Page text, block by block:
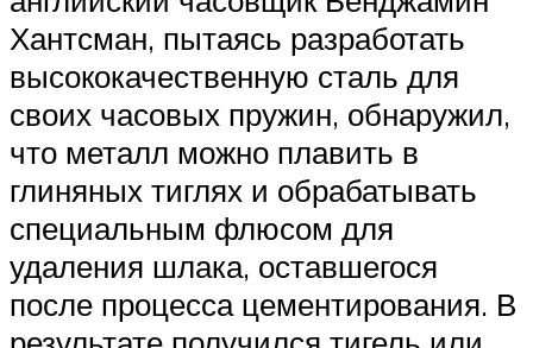
Хантсман, пытаясь разработать
высококачественную сталь для
своих часовых пружин, обнаружил,
что металл можно плавить в
глиняных тиглях и обрабатывать
специальным флюсом для
удаления шлака, оставшегося
после процесса цементирования. В